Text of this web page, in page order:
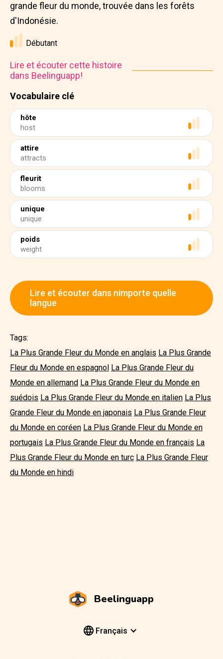
Vocabulaire clé
hôte
host
attire
attracts
fleurit
blooms
unique
unique
poids
weight
grande fleur du monde, trouvée dans les forêts
d'Indonésie.
Débutant
Lire et écouter cette histoire
dans Beelinguapp!
Lire et écouter dans nimporte quelle
langue
Tags:
La Plus Grande Fleur du Monde en anglais La Plus Grande
Fleur du Monde en espagnol La Plus Grande Fleur du
Monde en allemand La Plus Grande Fleur du Monde en
suédois La Plus Grande Fleur du Monde en italien La Plus
Grande Fleur du Monde en japonais La Plus Grande Fleur
du Monde en coréen La Plus Grande Fleur du Monde en
portugais La Plus Grande Fleur du Monde en français La
Plus Grande Fleur du Monde en turc La Plus Grande Fleur
du Monde en hindi
Beelinguapp
Français